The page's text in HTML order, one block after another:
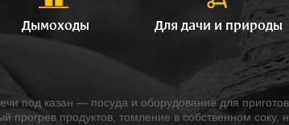
Дымоходы Для дачи и природы
под казан — посуда и оборудование для
прогрев продуктов, томление в собственном соку,